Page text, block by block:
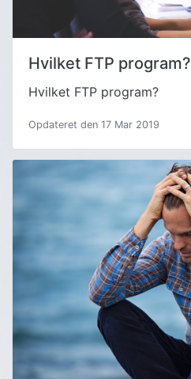
Hvilket FTP program?
Hvilket FTP program?
Opdateret den 17 Mar 2019